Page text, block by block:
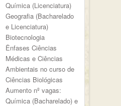
Química (Licenciatura)
Geografia (Bacharelado
e Licenciatura)
Biotecnologia
Ênfases Ciências
Médicas e Ciências
Ambientais no curso de
Ciências Biológicas
Aumento nº vagas:
Química (Bacharelado) e